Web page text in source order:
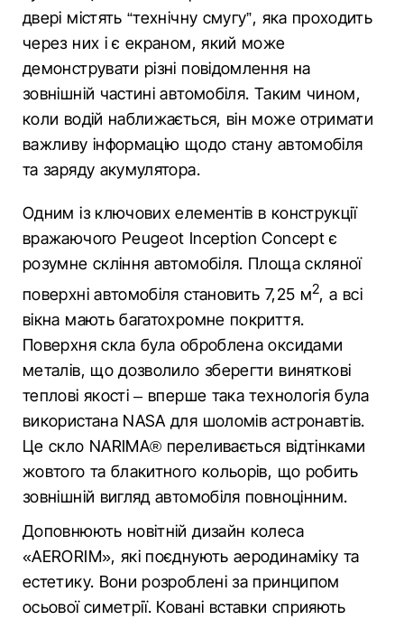
двері містять “технічну смугу”, яка проходить
через них і є екраном, який може
демонструвати різні повідомлення на
зовнішній частині автомобіля. Таким чином,
коли водій наближається, він може отримати
важливу інформацію щодо стану автомобіля
та заряду акумулятора.
Одним із ключових елементів в конструкції
вражаючого Peugeot Inception Concept є
розумне скління автомобіля. Площа скляної
поверхні автомобіля становить 7,25 м2, а всі
вікна мають багатохромне покриття.
Поверхня скла була оброблена оксидами
металів, що дозволило зберегти виняткові
теплові якості – вперше така технологія була
використана NASA для шоломів астронавтів.
Це скло NARIMA® переливається відтінками
жовтого та блакитного кольорів, що робить
зовнішній вигляд автомобіля повноцінним.
Доповнюють новітній дизайн колеса
«AERORIM», які поєднують аеродинаміку та
естетику. Вони розроблені за принципом
осьової симетрії. Ковані вставки сприяють